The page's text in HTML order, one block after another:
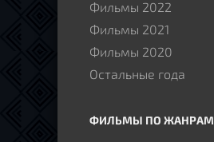
Фильмы 2022
Фильмы 2021
Фильмы 2020
Остальные года
ФИЛЬМЫ ПО ЖАНРАМ